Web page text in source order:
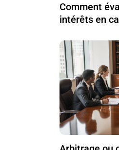
Comment
intérêts en